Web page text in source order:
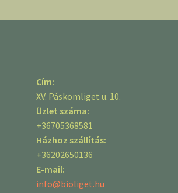
Cím:
XV. Páskomliget u. 10.
Üzlet száma:
+36705368581
Házhoz szállítás:
+36202650136
E-mail:
info@bioliget.hu